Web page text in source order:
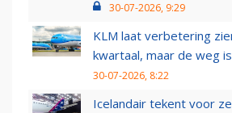
30-07-2026, 9:29
KLM laat verbetering
kwartaal, maar de weg
30-07-2026, 8:22
Icelandair tekent voor